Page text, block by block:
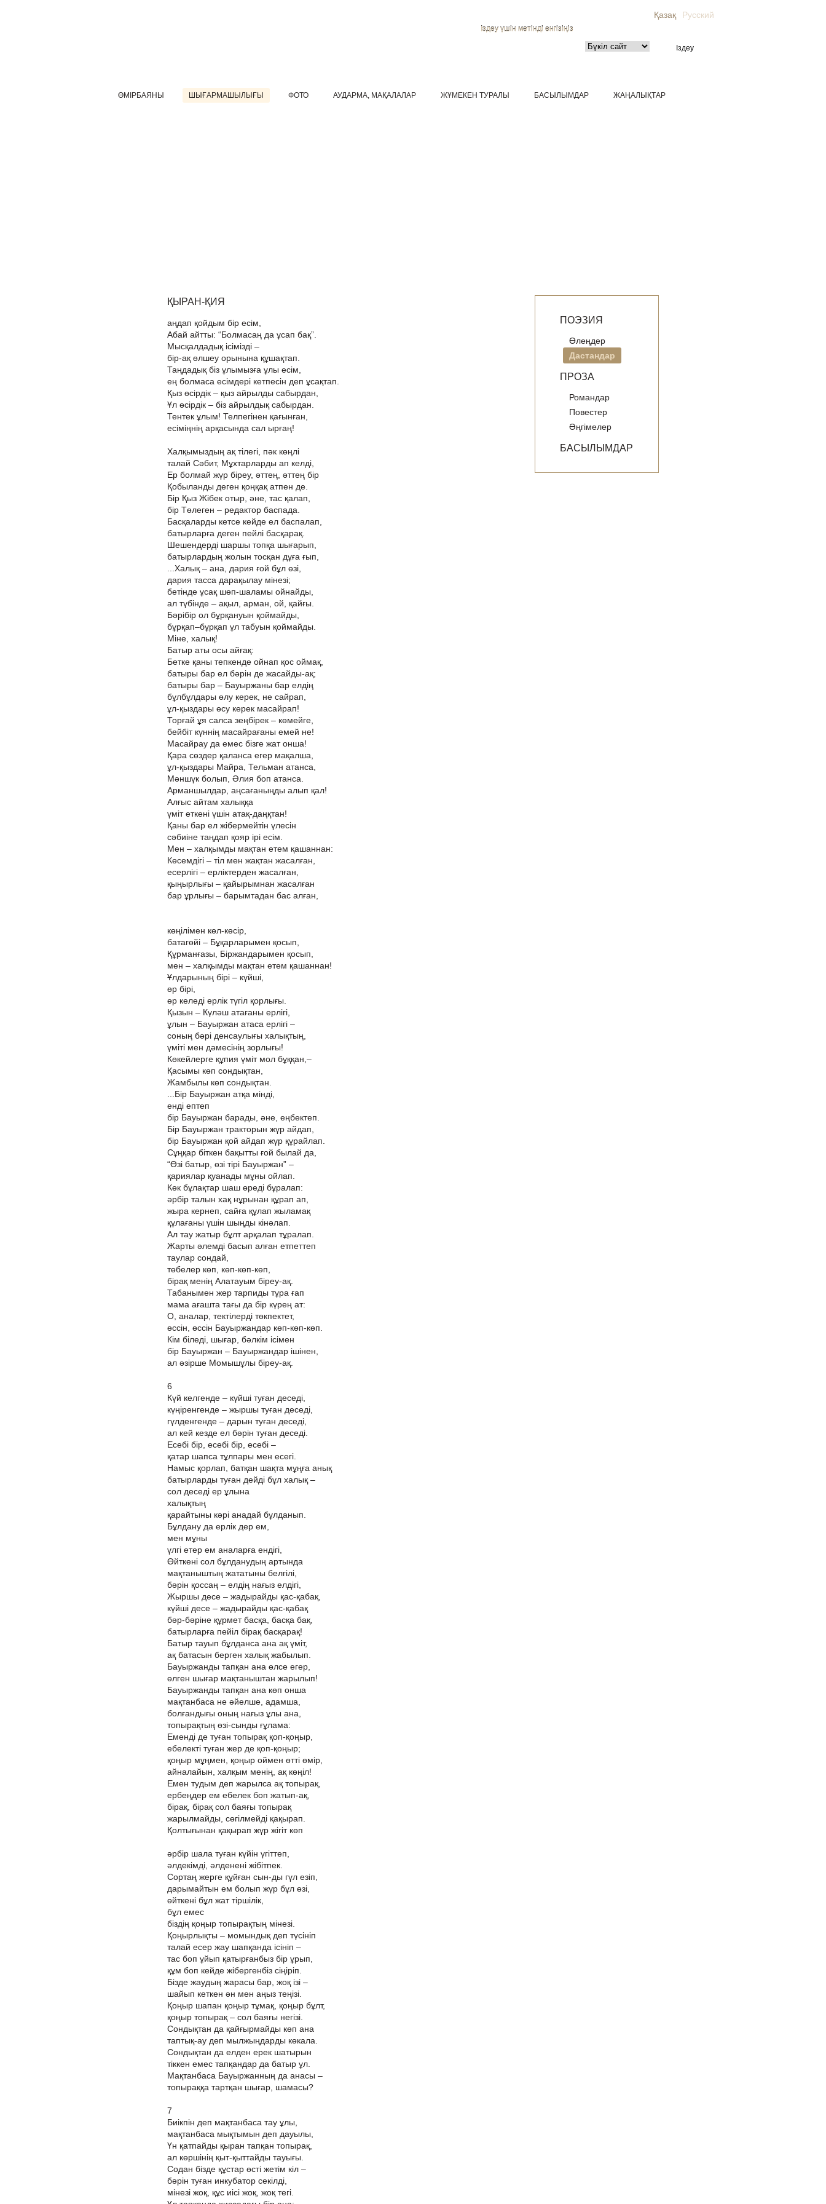
Қазақ Русский
Іздеу үшін мәтінді енгізіңіз
ӨМІРБАЯНЫ ШЫҒАРМАШЫЛЫҒЫ ФОТО АУДАРМА, МАҚАЛАЛАР ЖҰМЕКЕН ТУРАЛЫ БАСЫЛЫМДАР ЖАҢАЛЫҚТАР
ПОЭЗИЯ
Өлеңдер
Дастандар
ПРОЗА
Романдар
Повестер
Әңгімелер
БАСЫЛЫМДАР
ҚЫРАН-ҚИЯ
аңдап қойдым бір есім,
Абай айтты: “Болмасаң да ұсап бақ”.
Мысқалдадық ісімізді –
бір-ақ өлшеу орынына құшақтап.
Таңдадық біз ұлымызға ұлы есім,
ең болмаса есімдері кетпесін деп ұсақтап.
Қыз өсірдік – қыз айрылды сабырдан,
Ұл өсірдік – біз айрылдық сабырдан.
Тентек ұлым! Телпегінен қағынған,
есіміңнің арқасында сал ырғаң!
Халқымыздың ақ тілегі, пәк көңлі
талай Сәбит, Мұхтарларды ап келді,
Ер болмай жүр біреу, әттең, әттең бір
Қобыланды деген қоңқақ атпен де.
Бір Қыз Жібек отыр, әне, тас қалап,
бір Төлеген – редактор баспада.
Басқаларды кетсе кейде ел баспалап,
батырларға деген пейлі басқарақ.
Шешендерді шаршы топқа шығарып,
батырлардың жолын тосқан дұға ғып,
...Халық – ана, дария ғой бұл өзі,
дария тасса дарақылау мінезі;
бетінде ұсақ шөп-шаламы ойнайды,
ал түбінде – ақыл, арман, ой, қайғы.
Бәрібір ол бұрқануын қоймайды,
бұрқап–бұрқап ұл табуын қоймайды.
Міне, халық!
Батыр аты осы айғақ:
Бетке қаны тепкенде ойнап қос оймақ,
батыры бар ел бәрін де жасайды-ақ;
батыры бар – Бауыржаны бар елдің
бұлбұлдары өлу керек, не сайрап,
ұл-қыздары өсу керек масайрап!
Торғай ұя салса зеңбірек – көмейге,
бейбіт күннің масайрағаны емей не!
Масайрау да емес бізге жат онша!
Қара сөздер қаланса егер мақалша,
ұл-қыздары Майра, Тельман атанса,
Мәншүк болып, Әлия боп атанса.
Арманшылдар, аңсағаныңды алып қал!
Алғыс айтам халыққа
үміт еткені үшін атақ-даңқтан!
Қаны бар ел жібермейтін үлесін
сәбиіне таңдап қояр ірі есім.
Мен – халқымды мақтан етем қашаннан:
Көсемдігі – тіл мен жақтан жасалған,
есерлігі – ерліктерден жасалған,
қыңырлығы – қайырымнан жасалған
бар ұрлығы – барымтадан бас алған,
көңілімен көл-көсір,
батагөйі – Бұқарларымен қосып,
Құрманғазы, Біржандарымен қосып,
мен – халқымды мақтан етем қашаннан!
Ұлдарының бірі – күйші,
өр бірі,
өр келеді ерлік түгіл қорлығы.
Қызын – Күләш атағаны ерлігі,
ұлын – Бауыржан атаса ерлігі –
соның бәрі денсаулығы халықтың,
үміті мен дәмесінің зорлығы!
Көкейлерге құпия үміт мол бұққан,–
Қасымы көп сондықтан,
Жамбылы көп сондықтан.
...Бір Бауыржан атқа мінді,
енді ептеп
бір Бауыржан барады, әне, еңбектеп.
Бір Бауыржан тракторын жүр айдап,
бір Бауыржан қой айдап жүр құрайлап.
Сұңқар біткен бақытты ғой былай да,
“Өзі батыр, өзі тірі Бауыржан” –
қариялар қуанады мұны ойлап.
Көк бұлақтар шаш өреді бұралап:
әрбір талын хақ нұрынан құрап ап,
жыра кернеп, сайға құлап жыламақ
құлағаны үшін шыңды кінәлап.
Ал тау жатыр бұлт арқалап тұралап.
Жарты әлемді басып алған етпеттеп
таулар сондай,
төбелер көп, көп-көп-көп,
бірақ менің Алатауым біреу-ақ.
Табанымен жер тарпиды тұра ғап
мама ағашта тағы да бір күрең ат:
О, аналар, тектілерді төкпектет,
өссін, өссін Бауыржандар көп-көп-көп.
Кім біледі, шығар, бәлкім ісімен
бір Бауыржан – Бауыржандар ішінен,
ал әзірше Момышұлы біреу-ақ.
6
Күй келгенде – күйші туған деседі,
күңіренгенде – жыршы туған деседі,
гүлденгенде – дарын туған деседі,
ал кей кезде ел бәрін туған деседі.
Есебі бір, есебі бір, есебі –
қатар шапса тұлпары мен есегі.
Намыс қорлап, батқан шақта мұңға анық
батырларды туған дейді бұл халық –
сол деседі ер ұлына
халықтың
қарайтыны кәрі анадай бұлданып.
Бұлдану да ерлік дер ем,
мен мұны
үлгі етер ем аналарға ендігі,
Өйткені сол бұлданудың артында
мақтаныштың жататыны белгілі,
бәрін қоссаң – елдің нағыз елдігі,
Жыршы десе – жадырайды қас-қабақ,
күйші десе – жадырайды қас-қабақ
бәр-бәріне құрмет басқа, басқа бақ,
батырларға пейіл бірақ басқарақ!
Батыр тауып бұлданса ана ақ үміт,
ақ батасын берген халық жабылып.
Бауыржанды тапқан ана өлсе егер,
өлген шығар мақтаныштан жарылып!
Бауыржанды тапқан ана көп онша
мақтанбаса не әйелше, адамша,
болғандығы оның нағыз ұлы ана,
топырақтың өзі-сынды ғұлама:
Еменді де туған топырақ қоп-қоңыр,
ебелекті туған жер де қоп-қоңыр;
қоңыр мұңмен, қоңыр оймен өтті өмір,
айналайын, халқым менің, ақ көңіл!
Емен тудым деп жарылса ақ топырақ,
ербеңдер ем ебелек боп жатып-ақ,
бірақ, бірақ сол баяғы топырақ
жарылмайды, сөгілмейді қақырап.
Қолтығынан қақырап жүр жігіт көп
әрбір шала туған күйін үгіттеп,
әлдекімді, әлденені жібітпек.
Сортаң жерге құйған сын-ды гүл езіп,
дарымайтын ем болып жүр бұл өзі,
өйткені бұл жат тіршілік,
бұл емес
біздің қоңыр топырақтың мінезі.
Қоңырлықты – момындық деп түсініп
талай есер жау шапқанда ісініп –
тас боп ұйып қатырғанбыз бір ұрып,
құм боп кейде жібергенбіз сіңіріп.
Бізде жаудың жарасы бар, жоқ ізі –
шайып кеткен ән мен аңыз теңізі.
Қоңыр шапан қоңыр тұмақ, қоңыр бұлт,
қоңыр топырақ – сол баяғы негізі.
Сондықтан да қайғырмайды көп ана
таптық-ау деп мылжыңдарды көкала.
Сондықтан да елден ерек шатырын
тіккен емес тапқандар да батыр ұл.
Мақтанбаса Бауыржанның да анасы –
топыраққа тартқан шығар, шамасы?
7
Биікпін деп мақтанбаса тау ұлы,
мақтанбаса мықтымын деп дауылы,
Үн қатпайды қыран тапқан топырақ,
ал көршінің қыт-қыттайды тауығы.
Содан бізде құстар өсті жетім кіл –
бәрін туған инкубатор секілді,
мінезі жоқ, құс иісі жоқ, жоқ тегі.